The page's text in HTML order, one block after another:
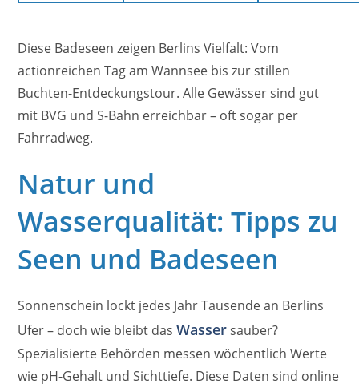
Diese Badeseen zeigen Berlins Vielfalt: Vom
actionreichen Tag am Wannsee bis zur stillen
Buchten-Entdeckungstour. Alle Gewässer sind gut
mit BVG und S-Bahn erreichbar – oft sogar per
Fahrradweg.
Natur und
Wasserqualität: Tipps zu
Seen und Badeseen
Sonnenschein lockt jedes Jahr Tausende an Berlins
Ufer – doch wie bleibt dasWassersauber?
Spezialisierte Behörden messen wöchentlich Werte
wie pH-Gehalt und Sichttiefe. Diese Daten sind online